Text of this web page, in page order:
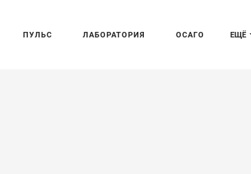
ЕЩЁ
ПУЛЬС ЛАБОРАТОРИЯ ОСАГО